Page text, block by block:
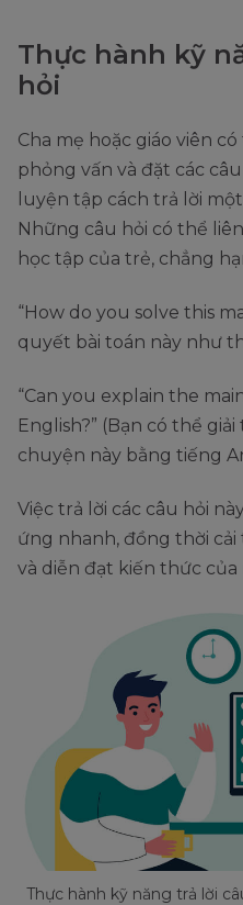
Thực hành kỹ
hỏi
Cha mẹ hoặc giáo viên
phỏng vấn và đặt các
luyện tập cách trả lời
Những câu hỏi có thể
học tập của trẻ, chẳng
“How do you solve this
quyết bài toán này như
“Can you explain the
English?” (Bạn có thể
chuyện này bằng tiếng
Việc trả lời các câu hỏi
ứng nhanh, đồng thời
và diễn đạt kiến thức của
Thực hành kỹ năng trả lời